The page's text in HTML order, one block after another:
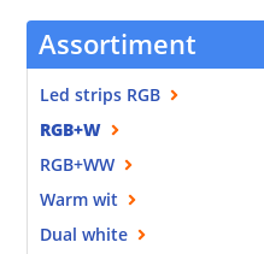
Assortiment
Led strips RGB
RGB+W
RGB+WW
Warm wit
Dual white